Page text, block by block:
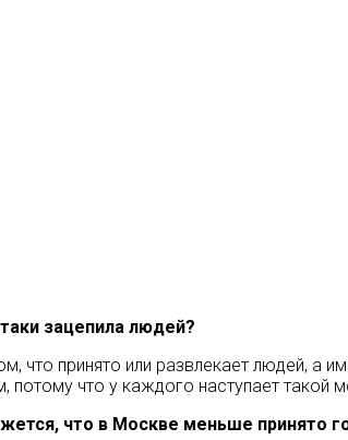
зацепила людей?
принято или развлекает людей, а
потому что у каждого наступает такой
что в Москве меньше принято